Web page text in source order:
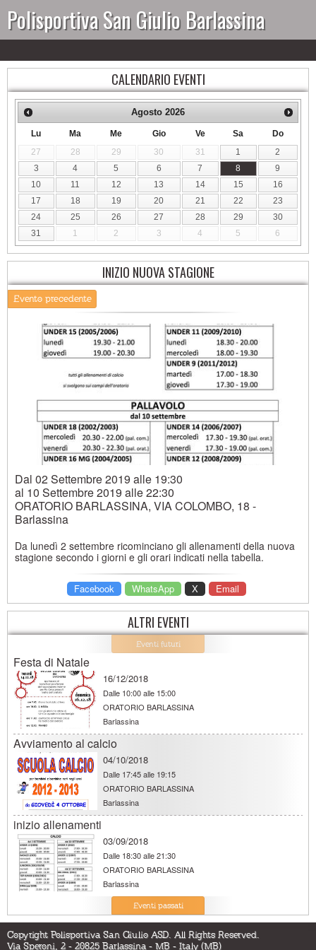
Polisportiva San Giulio Barlassina
CALENDARIO EVENTI
Agosto 2026
Lu Ma Me Gio Ve Sa
Do
27
28 29 30 31 1
2
3
4 5 6 7 8
9
10
11 12 13 14 15
16
17
18 19 20 21 22
23
24
25 26 27 28 29
30
31
1 2 3 4 5 6
INIZIO NUOVA STAGIONE
Evento precedente
Dal 02 Settembre 2019 alle 19:30
al 10 Settembre 2019 alle 22:30
ORATORIO BARLASSINA, VIA COLOMBO, 18 -
Barlassina
Da lunedì 2 settembre ricominciano gli allenamenti della nuova
stagione secondo i giorni e gli orari indicati nella tabella.
Facebook WhatsApp X Email
ALTRI EVENTI
Festa di Natale
16/12/2018
Dalle 10:00 alle 15:00
ORATORIO BARLASSINA
Barlassina
Avviamento al calcio
04/10/2018
Dalle 17:45 alle 19:15
ORATORIO BARLASSINA
Barlassina
inizio allenamenti
03/09/2018
Dalle 18:30 alle 21:30
ORATORIO BARLASSINA
Barlassina
SMILE CUP 2018 - SERATA DELLE FINALI
16/06/2018
Dalle 17:00 alle 22:59
Eventi futuri
Eventi passati
Copyright Polisportiva San Giulio ASD. All Rights Reserved.
Via Speroni, 2 - 20825 Barlassina - MB - Italy (MB)